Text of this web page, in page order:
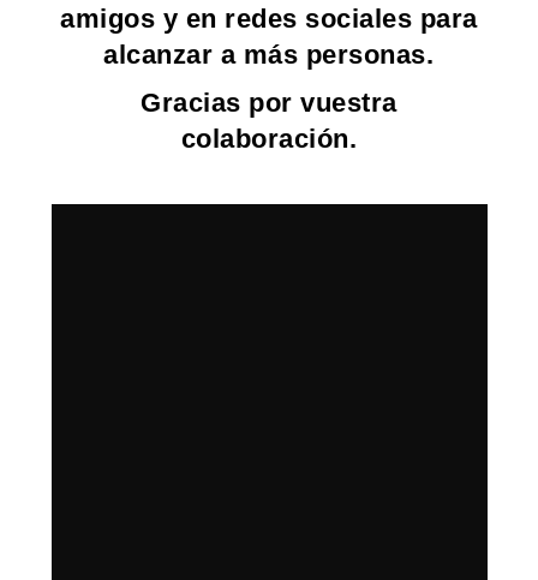
amigos y en redes sociales para
alcanzar a más personas.
Gracias por vuestra
colaboración.